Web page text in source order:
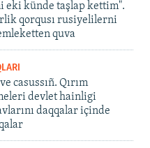
eki künde taşlap kettim".
qorqusı rusiyelilerni
quva
casussıñ. Qırım
devlet hainligi
daqqalar içinde